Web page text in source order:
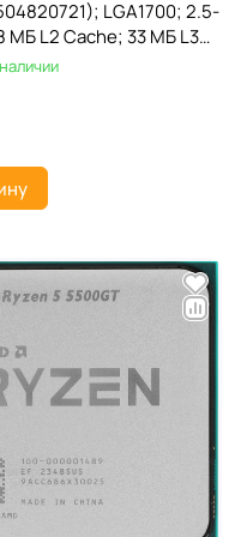
LGA1700; 2.5-
МБ L2 Cache; 33 МБ L3
Lake; Intel UHD 770;